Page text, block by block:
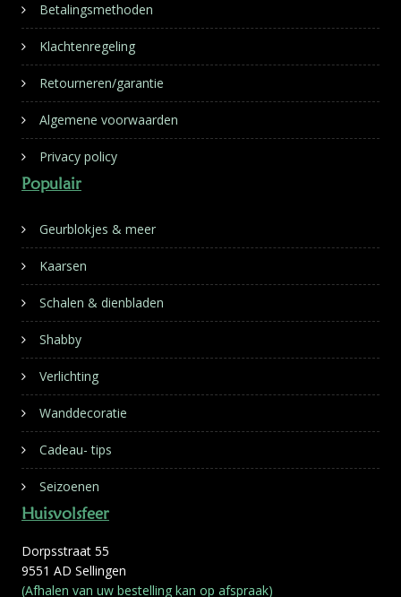
Betalingsmethoden
Klachtenregeling
Retourneren/garantie
Algemene voorwaarden
Privacy policy
Populair
Geurblokjes & meer
Kaarsen
Schalen & dienbladen
Shabby
Verlichting
Wanddecoratie
Cadeau- tips
Seizoenen
Huisvolsfeer
Dorpsstraat 55
9551 AD Sellingen
(Afhalen van uw bestelling kan op afspraak)